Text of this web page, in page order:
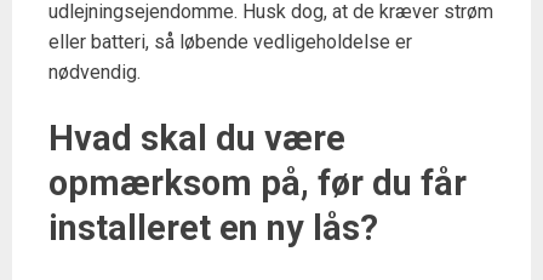
udlejningsejendomme. Husk dog, at de kræver strøm
eller batteri, så løbende vedligeholdelse er
nødvendig.
Hvad skal du være
opmærksom på, før du får
installeret en ny lås?